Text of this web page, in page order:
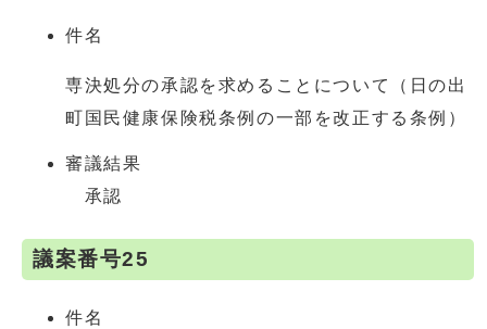
件名
専決処分の承認を求めることについて（日の出
町国民健康保険税条例の一部を改正する条例）
審議結果
承認
議案番号25
件名